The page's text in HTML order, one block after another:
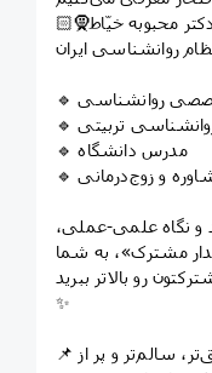
🧕🏻دکتر محبوبه خیّاط
روانشناسی ایران
روانشناسی
تربیتی
🔹 مدرس دانشگاه
و زوج‌درمانی
و نگاه علمی-عملی،
مشترک»، به شما
رو بالاتر ببرید 💙
✨
📌 اگر به دنبال ساختن رابطه‌ای عمیق‌تر، سالم‌تر و پر از